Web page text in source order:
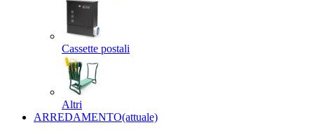
Cassette postali
Altri
ARREDAMENTO(attuale)